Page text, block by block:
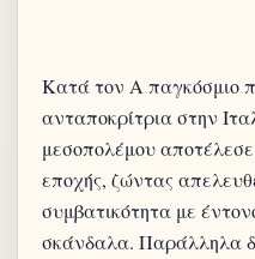
Κατά τον Α παγκόσμιο
ανταποκρίτρια στην
μεσοπολέμου
εποχής, ζώντας
συμβατικότητα με
σκάνδαλα. Παράλληλα